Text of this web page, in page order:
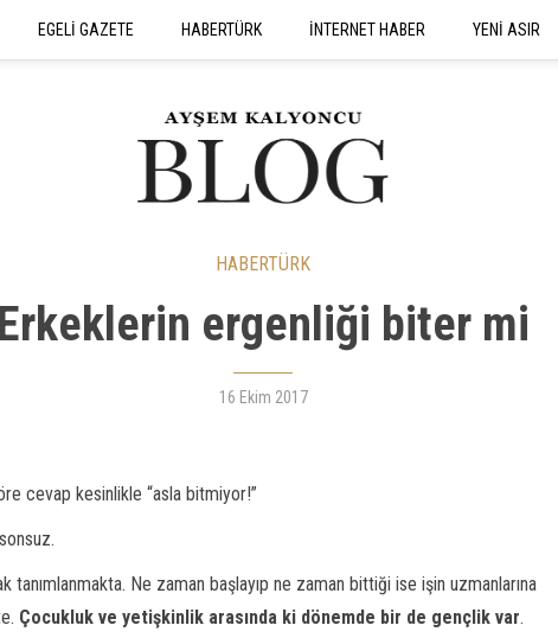
EGELİ GAZETE HABERTÜRK İNTERNET HABER YENİ ASIR
SEYAHATNAME
HABERTÜRK
Erkeklerin ergenliği biter mi
16 Ekim 2017
cevap kesinlikle “asla bitmiyor!”
Ne zaman başlayıp ne zaman bittiği ise işin uzmanlarına
Çocukluk ve yetişkinlik arasında ki dönemde bir de gençlik var.